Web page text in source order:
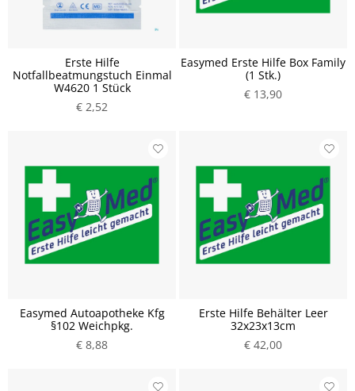
Erste Hilfe
Notfallbeatmungstuch Einmal
W4620 1 Stück
€ 2,52
Easymed Erste Hilfe Box Family
(1 Stk.)
€ 13,90
Easymed Autoapotheke Kfg
§102 Weichpkg.
€ 8,88
Erste Hilfe Behälter Leer
32x23x13cm
€ 42,00